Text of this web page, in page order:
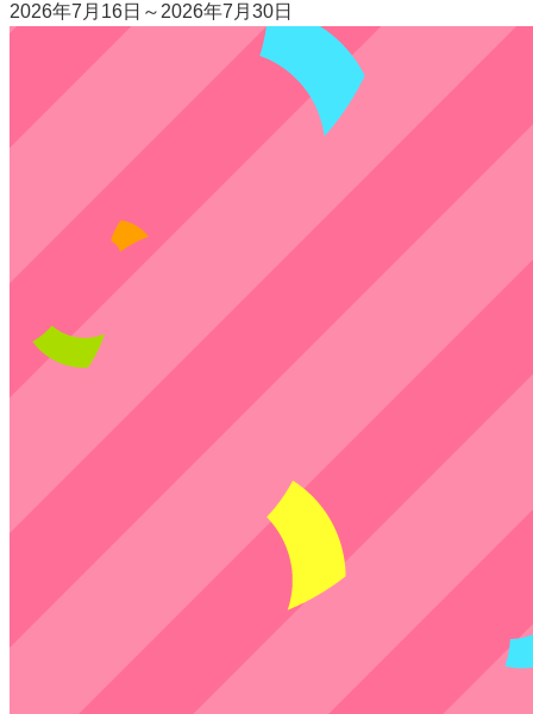
2026年7月16日～2026年7月30日